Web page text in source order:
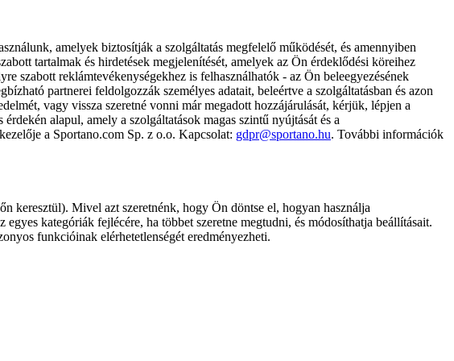
amelyek biztosítják a szolgáltatás megfelelő működését, és amennyiben
tartalmak és hirdetések megjelenítését, amelyek az Ön érdeklődési köreihez
szabott reklámtevékenységekhez is felhasználhatók - az Ön beleegyezésének
partnerei feldolgozzák személyes adatait, beleértve a szolgáltatásban és azon
vagy vissza szeretné vonni már megadott hozzájárulását, kérjük, lépjen a
alapul, amely a szolgáltatások magas szintű nyújtását és a
a Sportano.com Sp. z o.o. Kapcsolat: gdpr@sportano.hu. További információk
keresztül). Mivel azt szeretnénk, hogy Ön döntse el, hogyan használja
kategóriák fejlécére, ha többet szeretne megtudni, és módosíthatja beállításait.
funkcióinak elérhetetlenségét eredményezheti.